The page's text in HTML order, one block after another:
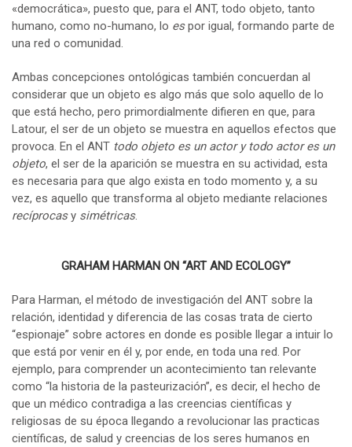
«democrática», puesto que, para el ANT, todo objeto, tanto
humano, como no-humano, lo espor igual, formando parte de
una red o comunidad.
Ambas concepciones ontológicas también concuerdan al
considerar que un objeto es algo más que solo aquello de lo
que está hecho, pero primordialmente difieren en que, para
Latour, el ser de un objeto se muestra en aquellos efectos que
provoca. En el ANT todo objeto es un actor y todo actor es un
objeto, el ser de la aparición se muestra en su actividad, esta
es necesaria para que algo exista en todo momento y, a su
vez, es aquello que transforma al objeto mediante relaciones
recíprocasy simétricas.
GRAHAM HARMAN ON “ART AND ECOLOGY”
Para Harman, el método de investigación del ANT sobre la
relación, identidad y diferencia de las cosas trata de cierto
“espionaje” sobre actores en donde es posible llegar a intuir lo
que está por venir en él y, por ende, en toda una red. Por
ejemplo, para comprender un acontecimiento tan relevante
como “la historia de la pasteurización”, es decir, el hecho de
que un médico contradiga a las creencias científicas y
religiosas de su época llegando a revolucionar las practicas
científicas, de salud y creencias de los seres humanos en